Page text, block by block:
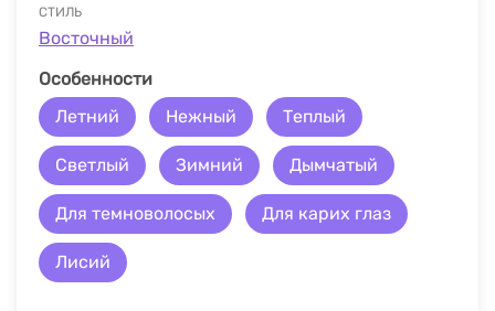
СТИЛЬ
Восточный
Особенности
Летний
Нежный Теплый
Светлый Зимний Дымчатый
Для темноволосых Для карих глаз
Лисий